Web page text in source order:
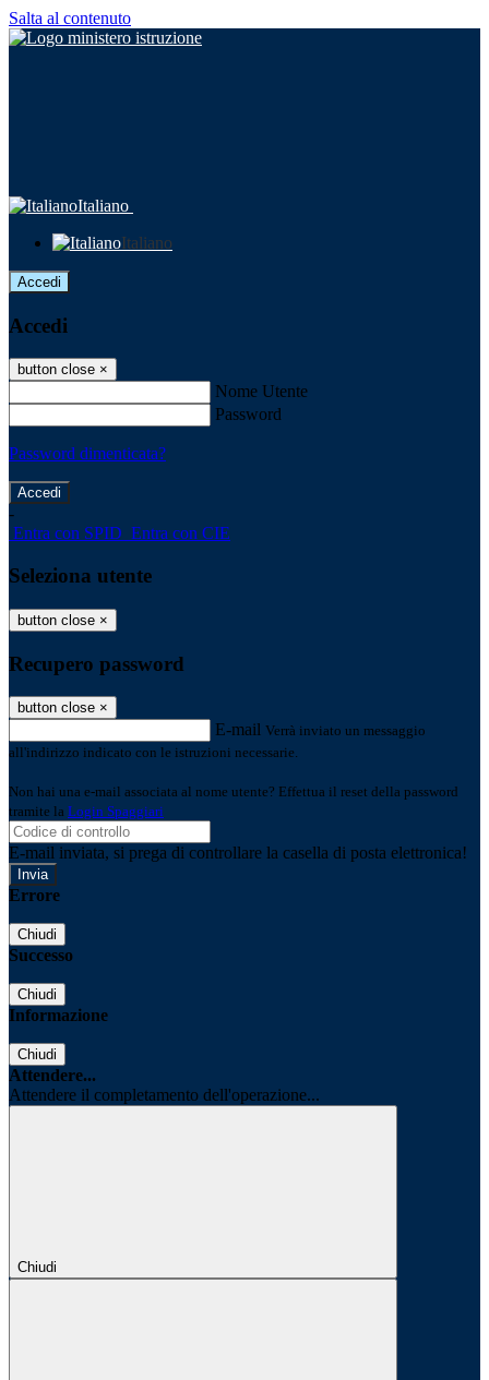
Salta al contenuto
Italiano
Italiano
Accedi
Accedi
button close ×
Nome Utente
Password
Password dimenticata?
-
Entra con SPID Entra con CIE
Seleziona utente
button close ×
Recupero password
button close ×
E-mail Verrà inviato un messaggio
all'indirizzo indicato con le istruzioni necessarie.
Non hai una e-mail associata al nome utente? Effettua il reset della password
tramite la Login Spaggiari
E-mail inviata, si prega di controllare la casella di posta elettronica!
Errore
Chiudi
Successo
Chiudi
Informazione
Chiudi
Attendere...
Attendere il completamento dell'operazione...
Chiudi